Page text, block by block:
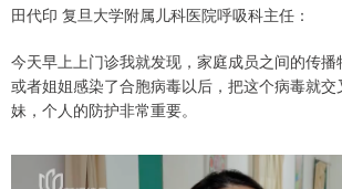
田代印 复旦大学附属儿科医院呼吸科主任：
今天早上上门诊我就发现，家庭成员之间的传
或者姐姐感染了合胞病毒以后，把这个病毒就
妹，个人的防护非常重要。